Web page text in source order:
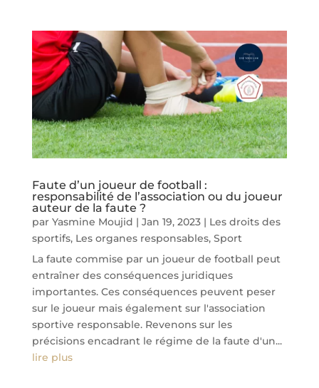
Faute d’un joueur de football :
responsabilité de l’association ou du joueur
auteur de la faute ?
par Yasmine Moujid | Jan 19, 2023| Les droits des
sportifs, Les organes responsables, Sport
La faute commise par un joueur de football peut
entraîner des conséquences juridiques
importantes. Ces conséquences peuvent peser
sur le joueur mais également sur l'association
sportive responsable. Revenons sur les
précisions encadrant le régime de la faute d'un...
lire plus